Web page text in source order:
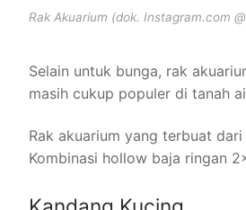
Rak Akuarium (dok. Instagram.com
Selain untuk bunga, rak
masih cukup populer di tanah
Rak akuarium yang terbuat
Kombinasi hollow baja ringan